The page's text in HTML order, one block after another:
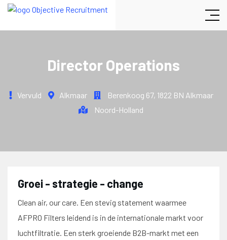
Director Operations
Vervuld Alkmaar Berenkoog 67, 1822 BN Alkmaar
Noord-Holland
Groei - strategie - change
Clean air, our care. Een stevig statement waarmee
AFPRO Filters leidend is in de internationale markt voor
luchtfiltratie. Een sterk groeiende B2B-markt met een